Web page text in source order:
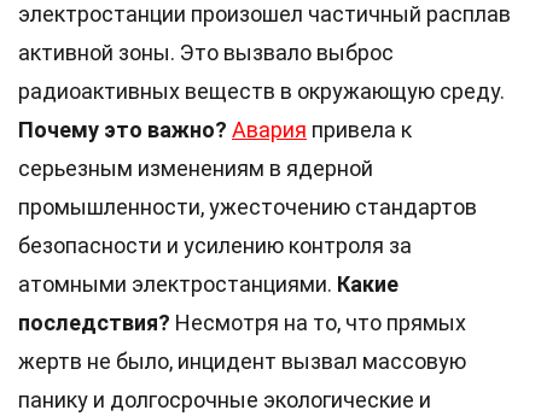
электростанции произошел частичный расплав
активной зоны. Это вызвало выброс
радиоактивных веществ в окружающую среду.
Почему это важно? Авария привела к
серьезным изменениям в ядерной
промышленности, ужесточению стандартов
безопасности и усилению контроля за
атомными электростанциями. Какие
последствия? Несмотря на то, что прямых
жертв не было, инцидент вызвал массовую
панику и долгосрочные экологические и